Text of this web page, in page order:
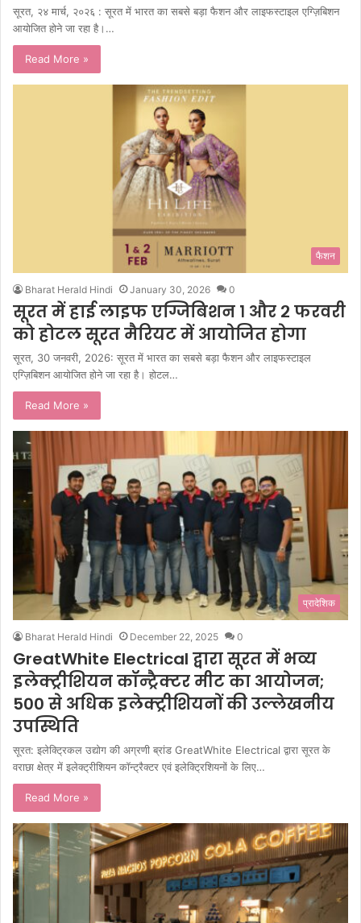
सूरत, २४ मार्च, २०२६ : सूरत में भारत का सबसे बड़ा फैशन और लाइफस्टाइल एग्ज़िबिशन
आयोजित होने जा रहा है।…
Read More »
फैशन
Bharat Herald Hindi January 30, 2026 0
सूरत में हाई लाइफ एग्जिबिशन १ और २ फरवरी
को होटल सूरत मैरियट में आयोजित होगा
सूरत, 30 जनवरी, 2026: सूरत में भारत का सबसे बड़ा फैशन और लाइफस्टाइल
एग्ज़िबिशन आयोजित होने जा रहा है। होटल…
Read More »
प्रादेशिक
Bharat Herald Hindi December 22, 2025 0
GreatWhite Electrical द्वारा सूरत में भव्य
इलेक्ट्रीशियन कॉन्ट्रैक्टर मीट का आयोजन;
500 से अधिक इलेक्ट्रीशियनों की उल्लेखनीय
उपस्थिति
सूरत: इलेक्ट्रिकल उद्योग की अग्रणी ब्रांड GreatWhite Electrical द्वारा सूरत के
वराछा क्षेत्र में इलेक्ट्रीशियन कॉन्ट्रैक्टर एवं इलेक्ट्रिशियनों के लिए…
Read More »